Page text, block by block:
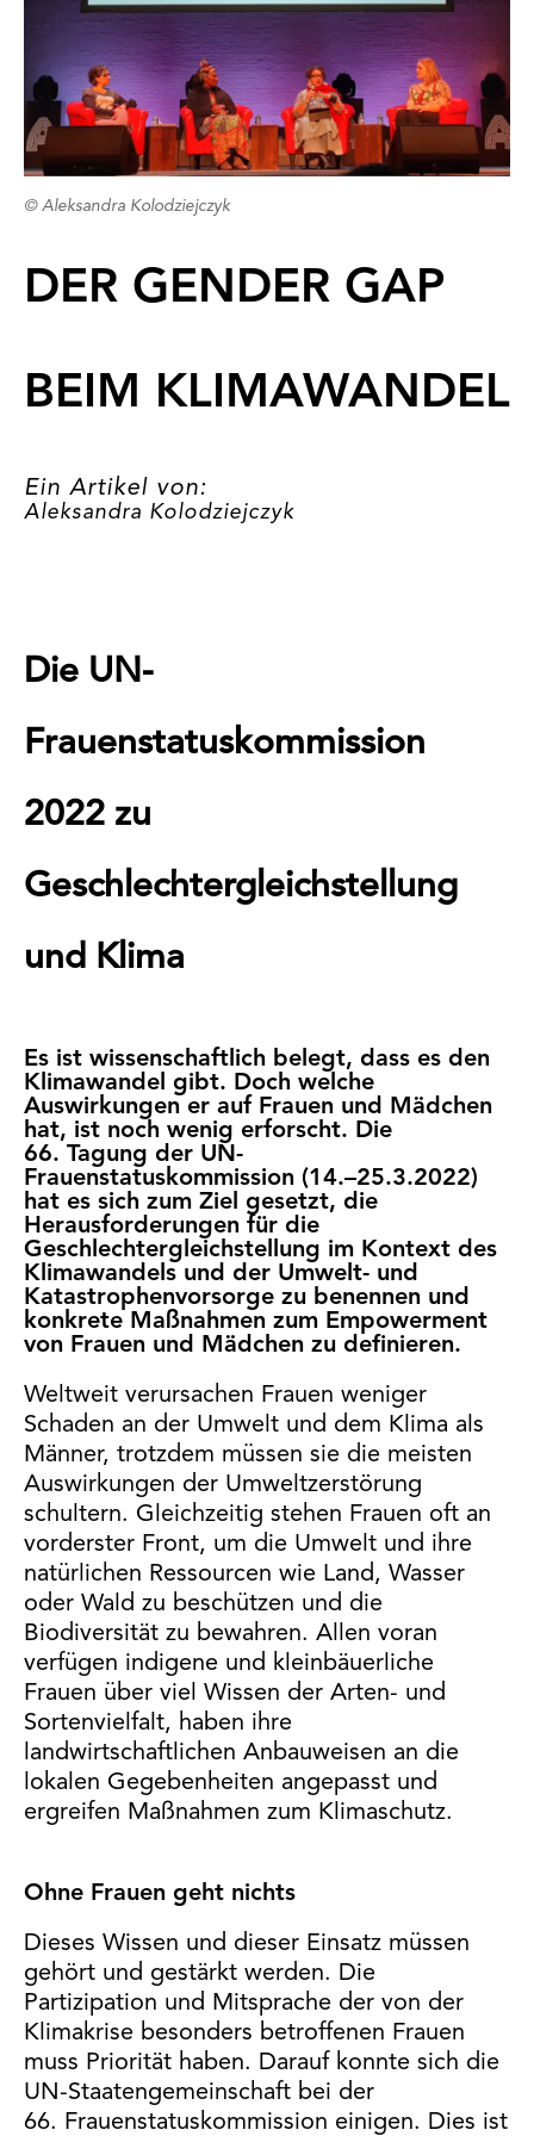
© Aleksandra Kolodziejczyk
DER GENDER GAP
BEIM KLIMAWANDEL
Ein Artikel von:
Aleksandra Kolodziejczyk
Die UN-
Frauenstatuskommission
2022 zu
Geschlechtergleichstellung
und Klima
Es ist wissenschaftlich belegt, dass es den
Klimawandel gibt. Doch welche
Auswirkungen er auf Frauen und Mädchen
hat, ist noch wenig erforscht. Die
66. Tagung der UN-
Frauenstatuskommission (14.–25.3.2022)
hat es sich zum Ziel gesetzt, die
Herausforderungen für die
Geschlechtergleichstellung im Kontext des
Klimawandels und der Umwelt- und
Katastrophenvorsorge zu benennen und
konkrete Maßnahmen zum Empowerment
von Frauen und Mädchen zu definieren.
Weltweit verursachen Frauen weniger
Schaden an der Umwelt und dem Klima als
Männer, trotzdem müssen sie die meisten
Auswirkungen der Umweltzerstörung
schultern. Gleichzeitig stehen Frauen oft an
vorderster Front, um die Umwelt und ihre
natürlichen Ressourcen wie Land, Wasser
oder Wald zu beschützen und die
Biodiversität zu bewahren. Allen voran
verfügen indigene und kleinbäuerliche
Frauen über viel Wissen der Arten- und
Sortenvielfalt, haben ihre
landwirtschaftlichen Anbauweisen an die
lokalen Gegebenheiten angepasst und
ergreifen Maßnahmen zum Klimaschutz.
Ohne Frauen geht nichts
Dieses Wissen und dieser Einsatz müssen
gehört und gestärkt werden. Die
Partizipation und Mitsprache der von der
Klimakrise besonders betroffenen Frauen
muss Priorität haben. Darauf konnte sich die
UN-Staatengemeinschaft bei der
66. Frauenstatuskommission einigen. Dies ist